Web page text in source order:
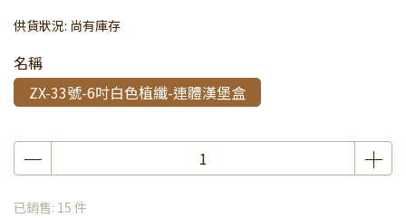
供貨狀況: 尚有庫存
名稱
ZX-33號-6吋白色植纖-連體漢堡盒
已銷售: 15 件